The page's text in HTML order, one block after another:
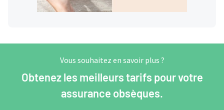
Vous souhaitez en savoir plus ?
Obtenez les meilleurs tarifs pour votre
assurance obsèques.